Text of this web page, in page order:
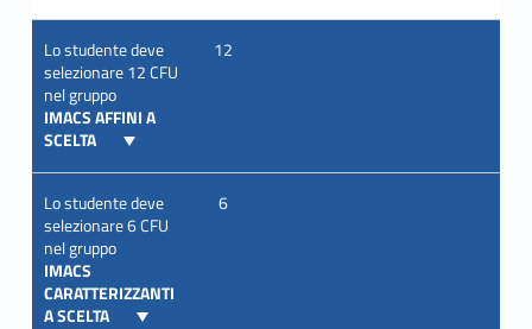
Lo studente deve
selezionare 12 CFU
nel gruppo
IMACS AFFINI A
SCELTA
12
Lo studente deve
selezionare 6 CFU
nel gruppo
IMACS
CARATTERIZZANTI
A SCELTA
6